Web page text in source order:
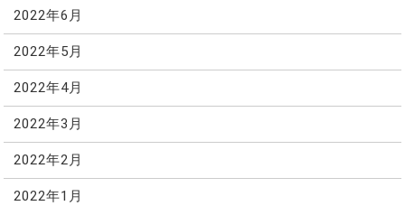
2022年6月
2022年5月
2022年4月
2022年3月
2022年2月
2022年1月